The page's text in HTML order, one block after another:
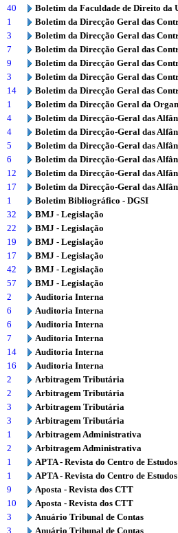
40
Boletim da Faculdade de Direito da
1
Boletim da Direcção Geral das
3
Boletim da Direcção Geral das
7
Boletim da Direcção Geral das
9
Boletim da Direcção Geral das
3
Boletim da Direcção Geral das
14
Boletim da Direcção Geral das
1
Boletim da Direcção Geral da
4
Boletim da Direcção-Geral das
4
Boletim da Direcção-Geral das
5
Boletim da Direcção-Geral das
6
Boletim da Direcção-Geral das
12
Boletim da Direcção-Geral das
17
Boletim da Direcção-Geral das
1
Boletim Bibliográfico - DGSI
32
BMJ - Legislação
22
BMJ - Legislação
19
BMJ - Legislação
17
BMJ - Legislação
42
BMJ - Legislação
57
BMJ - Legislação
2
Auditoria Interna
6
Auditoria Interna
6
Auditoria Interna
7
Auditoria Interna
14
Auditoria Interna
16
Auditoria Interna
2
Arbitragem Tributária
2
Arbitragem Tributária
3
Arbitragem Tributária
3
Arbitragem Tributária
1
Arbitragem Administrativa
2
Arbitragem Administrativa
1
APTA - Revista do Centro de
1
APTA - Revista do Centro de
9
Aposta - Revista dos CTT
10
Aposta - Revista dos CTT
3
Anuário Tribunal de Contas
3
Anuário Tribunal de Contas